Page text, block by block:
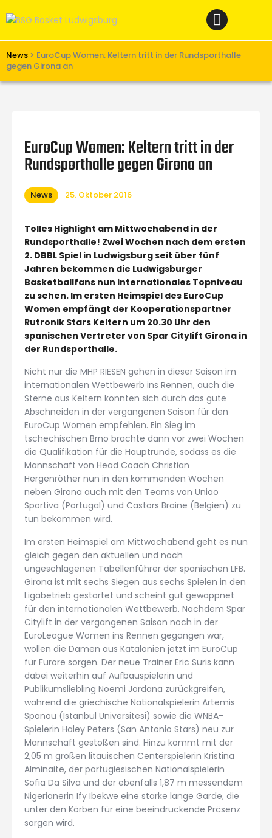
News > EuroCup Women: Keltern tritt in der Rundsporthalle
gegen Girona an
Verein
Teams W
Unterstützen
Links
EuroCup Women: Keltern tritt in der
Rundsporthalle gegen Girona an
News 25. Oktober 2016
Tolles Highlight am Mittwochabend in der
Rundsporthalle! Zwei Wochen nach dem ersten
2. DBBL Spiel in Ludwigsburg seit über fünf
Jahren bekommen die Ludwigsburger
Basketballfans nun internationales Topniveau
zu sehen. Im ersten Heimspiel des EuroCup
Women empfängt der Kooperationspartner
Rutronik Stars Keltern um 20.30 Uhr den
spanischen Vertreter von Spar Citylift Girona in
der Rundsporthalle.
Nicht nur die MHP RIESEN gehen in dieser Saison im
internationalen Wettbewerb ins Rennen, auch die
Sterne aus Keltern konnten sich durch das gute
Abschneiden in der vergangenen Saison für den
EuroCup Women empfehlen. Ein Sieg im
tschechischen Brno brachte dann vor zwei Wochen
die Qualifikation für die Hauptrunde, sodass es die
Mannschaft von Head Coach Christian
Hergenröther nun in den kommenden Wochen
neben Girona auch mit den Teams von Uniao
Sportiva (Portugal) und Castors Braine (Belgien) zu
tun bekommen wird.
Im ersten Heimspiel am Mittwochabend geht es nun
gleich gegen den aktuellen und noch
ungeschlagenen Tabellenführer der spanischen LFB.
Girona ist mit sechs Siegen aus sechs Spielen in den
Ligabetrieb gestartet und scheint gut gewappnet
für den internationalen Wettbewerb. Nachdem Spar
Citylift in der vergangenen Saison noch in der
EuroLeague Women ins Rennen gegangen war,
wollen die Damen aus Katalonien jetzt im EuroCup
für Furore sorgen. Der neue Trainer Eric Suris kann
dabei weiterhin auf Aufbauspielerin und
Publikumsliebling Noemi Jordana zurückgreifen,
während die griechische Nationalspielerin Artemis
Spanou (Istanbul Universitesi) sowie die WNBA-
Spielerin Haley Peters (San Antonio Stars) neu zur
Mannschaft gestoßen sind. Hinzu kommt mit der
2,05 m großen litauischen Centerspielerin Kristina
Alminaite, der portugiesischen Nationalspielerin
Sofia Da Silva und der ebenfalls 1,87 m messendem
Nigerianerin Ify Ibekwe eine starke lange Garde, die
unter den Körben für eine beeindruckende Präsenz
sorgen wird.